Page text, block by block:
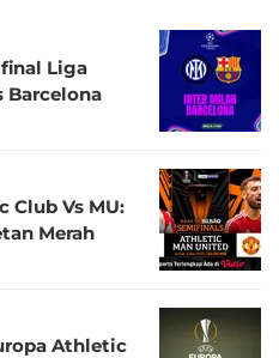
Liga
Barcelona
Club Vs MU:
Merah
Athletic